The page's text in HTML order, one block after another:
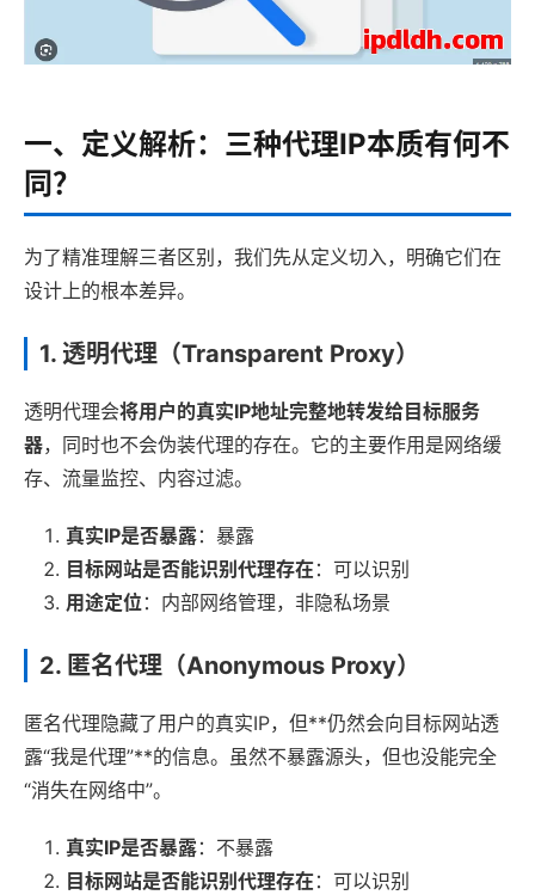
一、定义解析：三种代理IP本质有何不
同？
为了精准理解三者区别，我们先从定义切入，明确它们在
设计上的根本差异。
1. 透明代理（Transparent Proxy）
透明代理会将用户的真实IP地址完整地转发给目标服务
器，同时也不会伪装代理的存在。它的主要作用是网络缓
存、流量监控、内容过滤。
真实IP是否暴露：暴露
目标网站是否能识别代理存在：可以识别
用途定位：内部网络管理，非隐私场景
2. 匿名代理（Anonymous Proxy）
匿名代理隐藏了用户的真实IP，但**仍然会向目标网站透
露“我是代理”**的信息。虽然不暴露源头，但也没能完全
“消失在网络中”。
真实IP是否暴露：不暴露
目标网站是否能识别代理存在：可以识别